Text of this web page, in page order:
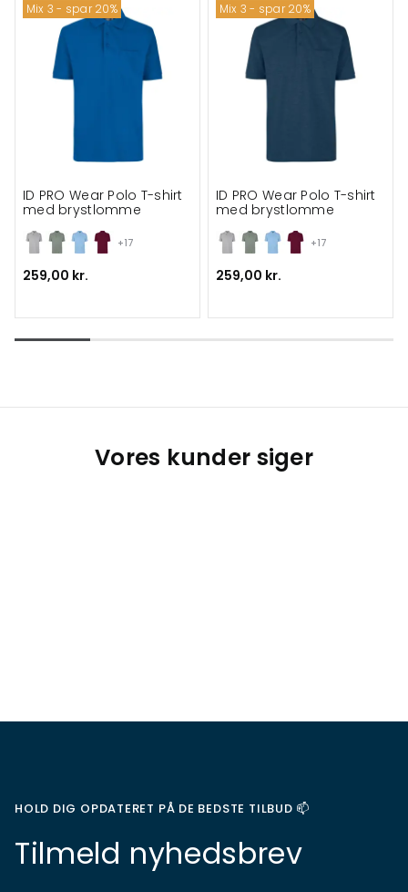
Mix 3 - spar 20%
+17
ID PRO Wear Polo T-shirt
med brystlomme
259,00 kr.
Mix 3 - spar 20%
+17
ID PRO Wear Polo T-shirt
med brystlomme
259,00 kr.
Vores kunder siger
HOLD DIG OPDATERET PÅ DE BEDSTE TILBUD 📫
Tilmeld nyhedsbrev